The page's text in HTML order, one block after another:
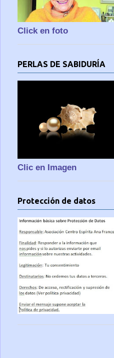
Click en foto
PERLAS DE SABIDURÍA
Clic en Imagen
Protección de datos